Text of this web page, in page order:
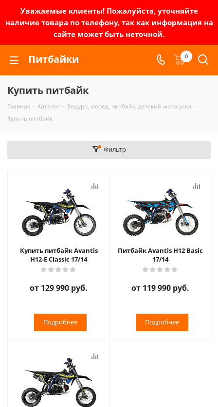
Уважаемые клиенты! Пожалуйста, уточняйте
наличие товара по телефону, так как информация на
сайте может быть неточной.
Питбайки 0
Купить питбайк
Главная - Каталог - Эндуро, мопед, питбайк, детский мотоцикл -
Купить питбайк
Фильтр
Купить питбайк Avantis
H12-E Classic 17/14
от 129 990 руб.
Подробнее
Питбайк Avantis H12 Basic
17/14
от 119 990 руб.
Подробнее